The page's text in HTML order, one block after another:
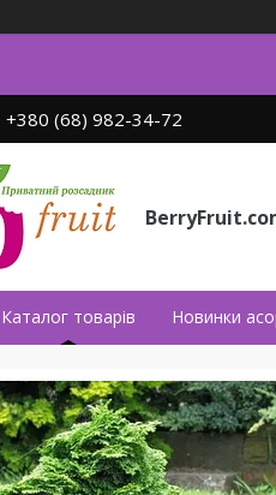
+380 (68) 982-34-72
Каталог товарів Новинки